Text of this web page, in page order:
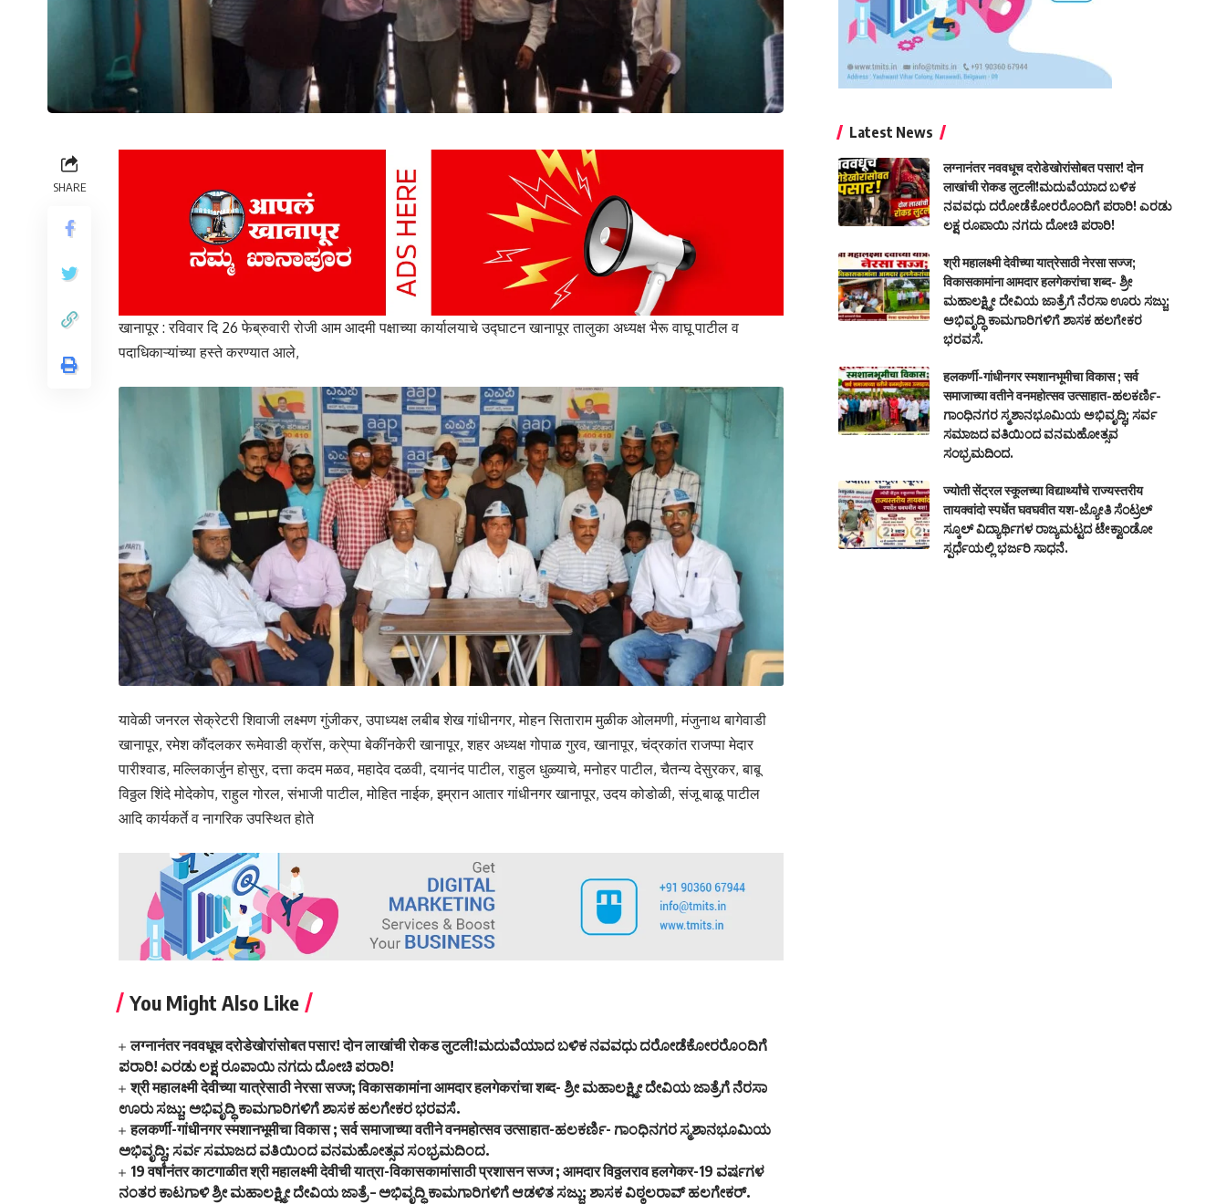
SHARE
खानापूर : रविवार दि 26 फेब्रुवारी रोजी आम आदमी पक्षाच्या कार्यालयाचे उद्घाटन खानापूर तालुका अध्यक्ष भैरू वाघू पाटील व
पदाधिकाऱ्यांच्या हस्ते करण्यात आले,
यावेळी जनरल सेक्रेटरी शिवाजी लक्ष्मण गुंजीकर, उपाध्यक्ष लबीब शेख गांधीनगर, मोहन सिताराम मुळीक ओलमणी, मंजुनाथ बागेवाडी
खानापूर, रमेश कौंदलकर रूमेवाडी क्रॉस, करे्प्पा बेकींनकेरी खानापूर, शहर अध्यक्ष गोपाळ गुरव, खानापूर, चंद्रकांत राजप्पा मेदार
पारीश्वाड, मल्लिकार्जुन होसुर, दत्ता कदम मळव, महादेव दळवी, दयानंद पाटील, राहुल धुळ्याचे, मनोहर पाटील, चैतन्य देसुरकर, बाबू
विठ्ठल शिंदे मोदेकोप, राहुल गोरल, संभाजी पाटील, मोहित नाईक, इम्रान आतार गांधीनगर खानापूर, उदय कोडोळी, संजू बाळू पाटील
आदि कार्यकर्ते व नागरिक उपस्थित होते
You Might Also Like
लग्नानंतर नववधूच दरोडेखोरांसोबत पसार! दोन लाखांची रोकड लुटली!ಮದುವೆಯಾದ ಬಳಿಕ ನವವಧು ದರೋಡೆಕೋರರೊಂದಿಗೆ
ಪರಾರಿ! ಎರಡು ಲಕ್ಷ ರೂಪಾಯಿ ನಗದು ದೋಚಿ ಪರಾರಿ!
श्री महालक्ष्मी देवीच्या यात्रेसाठी नेरसा सज्ज; विकासकामांना आमदार हलगेकरांचा शब्द- ಶ್ರೀ ಮಹಾಲಕ್ಷ್ಮೀ ದೇವಿಯ ಜಾತ್ರೆಗೆ ನೆರಸಾ
ಊರು ಸಜ್ಜು; ಅಭಿವೃದ್ಧಿ ಕಾಮಗಾರಿಗಳಿಗೆ ಶಾಸಕ ಹಲಗೇಕರ ಭರವಸೆ.
हलकर्णी-गांधीनगर स्मशानभूमीचा विकास ; सर्व समाजाच्या वतीने वनमहोत्सव उत्साहात-ಹಲಕರ್ಣಿ- ಗಾಂಧಿನಗರ ಸ್ಮಶಾನಭೂಮಿಯ
ಅಭಿವೃದ್ಧಿ; ಸರ್ವ ಸಮಾಜದ ವತಿಯಿಂದ ವನಮಹೋತ್ಸವ ಸಂಭ್ರಮದಿಂದ.
19 वर्षांनंतर काटगाळीत श्री महालक्ष्मी देवीची यात्रा-विकासकामांसाठी प्रशासन सज्ज ; आमदार विठ्ठलराव हलगेकर-19 ವರ್ಷಗಳ
ನಂತರ ಕಾಟಗಾಳಿ ಶ್ರೀ ಮಹಾಲಕ್ಷ್ಮೀ ದೇವಿಯ ಜಾತ್ರೆ – ಅಭಿವೃದ್ಧಿ ಕಾಮಗಾರಿಗಳಿಗೆ ಆಡಳಿತ ಸಜ್ಜು; ಶಾಸಕ ವಿಠ್ಠಲರಾವ್ ಹಲಗೇಕರ್.
Latest News
लग्नानंतर नववधूच दरोडेखोरांसोबत पसार! दोन
लाखांची रोकड लुटली!ಮದುವೆಯಾದ ಬಳಿಕ
ನವವಧು ದರೋಡೆಕೋರರೊಂದಿಗೆ ಪರಾರಿ! ಎರಡು
ಲಕ್ಷ ರೂಪಾಯಿ ನಗದು ದೋಚಿ ಪರಾರಿ!
श्री महालक्ष्मी देवीच्या यात्रेसाठी नेरसा सज्ज;
विकासकामांना आमदार हलगेकरांचा शब्द- ಶ್ರೀ
ಮಹಾಲಕ್ಷ್ಮೀ ದೇವಿಯ ಜಾತ್ರೆಗೆ ನೆರಸಾ ಊರು ಸಜ್ಜು;
ಅಭಿವೃದ್ಧಿ ಕಾಮಗಾರಿಗಳಿಗೆ ಶಾಸಕ ಹಲಗೇಕರ
ಭರವಸೆ.
हलकर्णी-गांधीनगर स्मशानभूमीचा विकास ; सर्व
समाजाच्या वतीने वनमहोत्सव उत्साहात-ಹಲಕರ್ಣಿ-
ಗಾಂಧಿನಗರ ಸ್ಮಶಾನಭೂಮಿಯ ಅಭಿವೃದ್ಧಿ; ಸರ್ವ
ಸಮಾಜದ ವತಿಯಿಂದ ವನಮಹೋತ್ಸವ
ಸಂಭ್ರಮದಿಂದ.
ज्योती सेंट्रल स्कूलच्या विद्यार्थ्यांचे राज्यस्तरीय
तायक्वांदो स्पर्धेत घवघवीत यश-ಜ್ಯೋತಿ ಸೆಂಟ್ರಲ್
ಸ್ಕೂಲ್ ವಿದ್ಯಾರ್ಥಿಗಳ ರಾಜ್ಯಮಟ್ಟದ ಟೇಕ್ವಾಂಡೋ
ಸ್ಪರ್ಧೆಯಲ್ಲಿ ಭರ್ಜರಿ ಸಾಧನೆ.